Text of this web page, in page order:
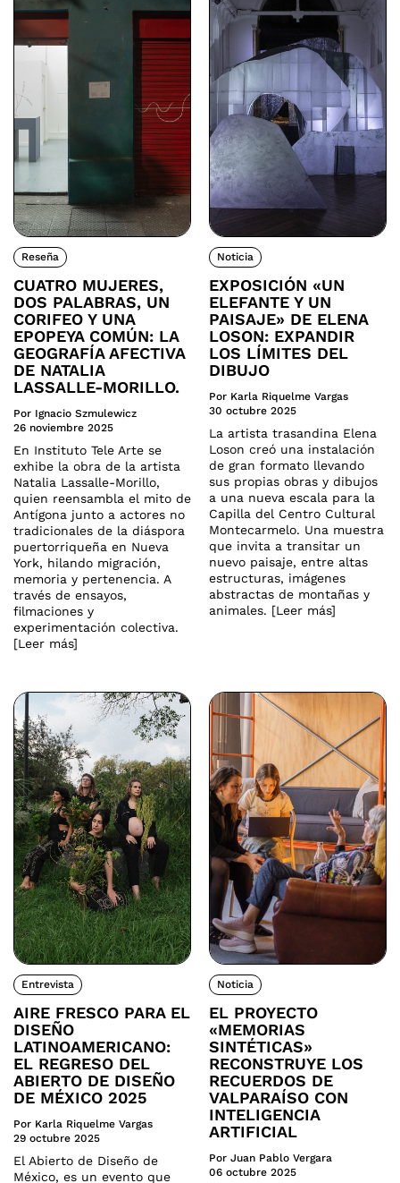
Reseña
CUATRO MUJERES,
DOS PALABRAS, UN
CORIFEO Y UNA
EPOPEYA COMÚN: LA
GEOGRAFÍA AFECTIVA
DE NATALIA
LASSALLE-MORILLO.
Por Ignacio Szmulewicz
26 noviembre 2025
En Instituto Tele Arte se
exhibe la obra de la artista
Natalia Lassalle-Morillo,
quien reensambla el mito de
Antígona junto a actores no
tradicionales de la diáspora
puertorriqueña en Nueva
York, hilando migración,
memoria y pertenencia. A
través de ensayos,
filmaciones y
experimentación colectiva.
[Leer más]
Noticia
EXPOSICIÓN «UN
ELEFANTE Y UN
PAISAJE» DE ELENA
LOSON: EXPANDIR
LOS LÍMITES DEL
DIBUJO
Por Karla Riquelme Vargas
30 octubre 2025
La artista trasandina Elena
Loson creó una instalación
de gran formato llevando
sus propias obras y dibujos
a una nueva escala para la
Capilla del Centro Cultural
Montecarmelo. Una muestra
que invita a transitar un
nuevo paisaje, entre altas
estructuras, imágenes
abstractas de montañas y
animales. [Leer más]
Entrevista
AIRE FRESCO PARA EL
DISEÑO
LATINOAMERICANO:
EL REGRESO DEL
ABIERTO DE DISEÑO
DE MÉXICO 2025
Por Karla Riquelme Vargas
29 octubre 2025
El Abierto de Diseño de
México, es un evento que
Noticia
EL PROYECTO
«MEMORIAS
SINTÉTICAS»
RECONSTRUYE LOS
RECUERDOS DE
VALPARAÍSO CON
INTELIGENCIA
ARTIFICIAL
Por Juan Pablo Vergara
06 octubre 2025